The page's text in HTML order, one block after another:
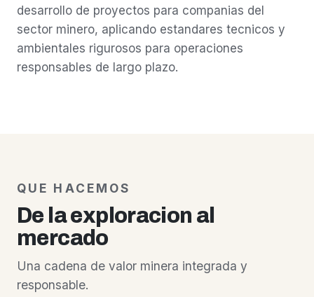
desarrollo de proyectos para companias del
sector minero, aplicando estandares tecnicos y
ambientales rigurosos para operaciones
responsables de largo plazo.
QUE HACEMOS
De la exploracion al
mercado
Una cadena de valor minera integrada y
responsable.